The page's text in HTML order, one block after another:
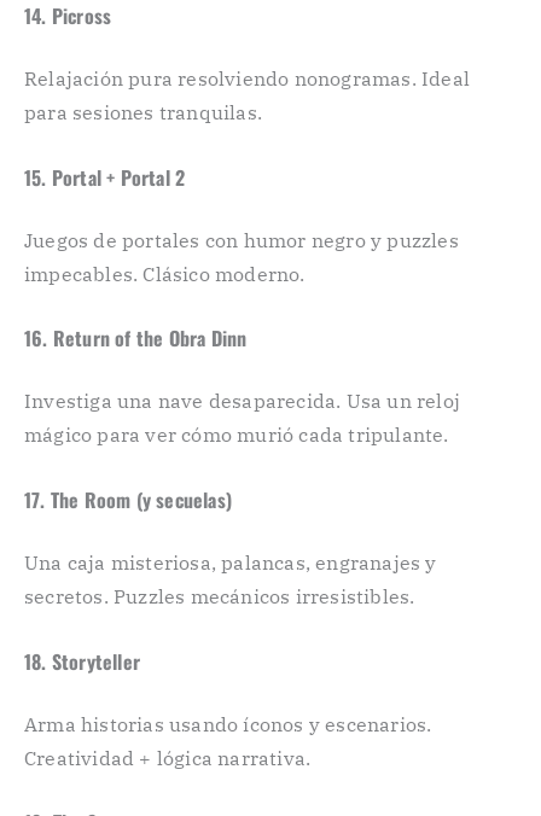
14. Picross
Relajación pura resolviendo nonogramas. Ideal
para sesiones tranquilas.
15. Portal + Portal 2
Juegos de portales con humor negro y puzzles
impecables. Clásico moderno.
16. Return of the Obra Dinn
Investiga una nave desaparecida. Usa un reloj
mágico para ver cómo murió cada tripulante.
17. The Room (y secuelas)
Una caja misteriosa, palancas, engranajes y
secretos. Puzzles mecánicos irresistibles.
18. Storyteller
Arma historias usando íconos y escenarios.
Creatividad + lógica narrativa.